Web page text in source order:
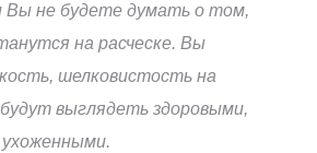
Вы не будете думать о том,
на расческе. Вы
шелковистость на
выглядеть здоровыми,